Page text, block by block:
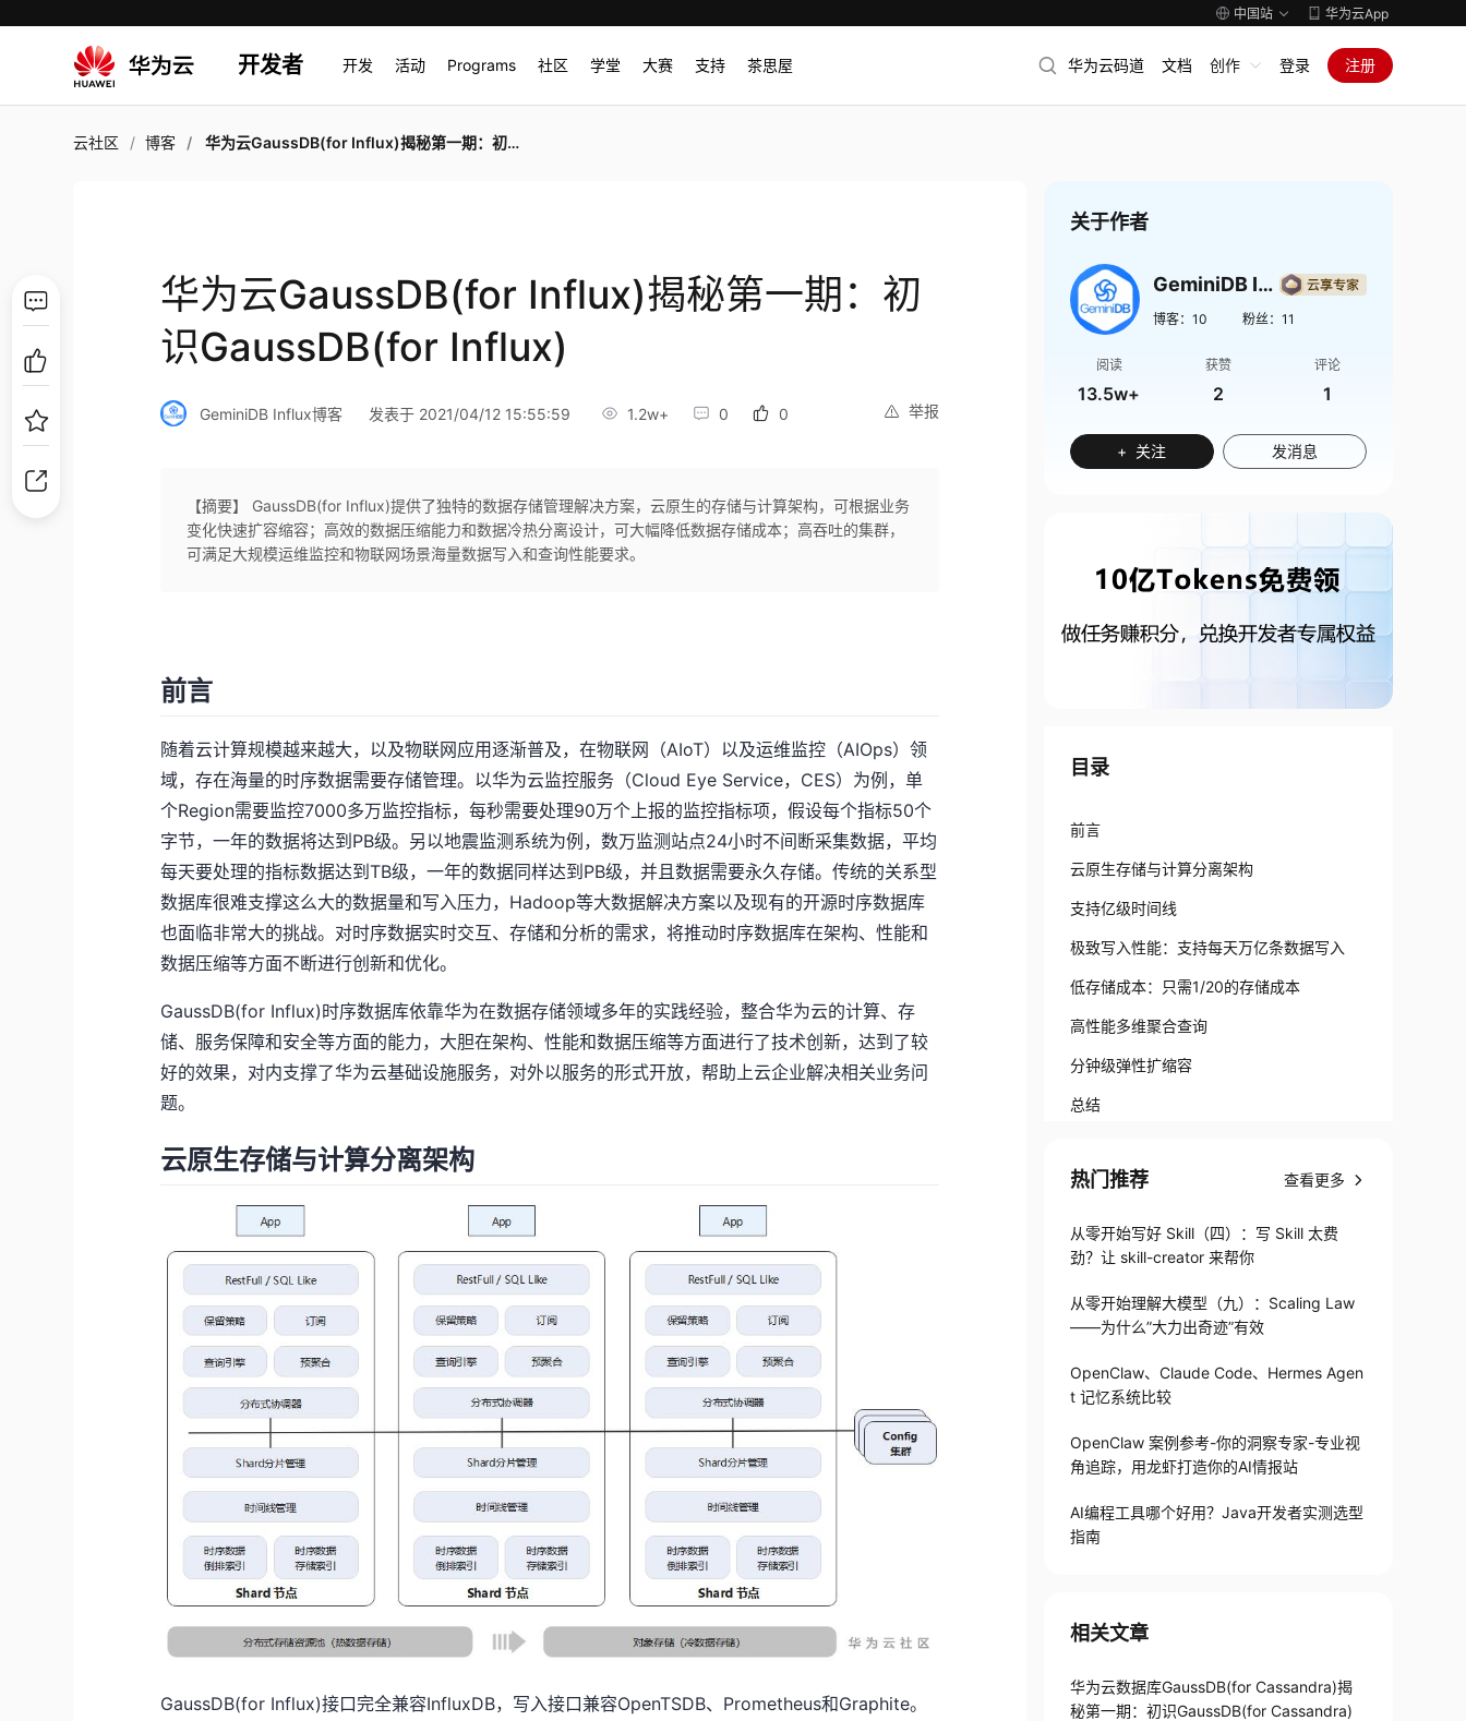
中国站 华为云App
开发者 开发 活动 Programs 社区 学堂 大赛 支持 茶思屋 华为云码道 文档 创作 登录 注册
云社区 博客 华为云GaussDB(for Influx)揭秘第一期：初识GaussDB(for Influx)
华为云GaussDB(for Influx)揭秘第一期：初
识GaussDB(for Influx)
举报
GeminiDB Influx博客 发表于 2021/04/12 15:55:59 1.2w+ 0 0
【摘要】 GaussDB(for Influx)提供了独特的数据存储管理解决方案，云原生的存储与计算架构，可根据业务
变化快速扩容缩容；高效的数据压缩能力和数据冷热分离设计，可大幅降低数据存储成本；高吞吐的集群，
可满足大规模运维监控和物联网场景海量数据写入和查询性能要求。
前言
随着云计算规模越来越大，以及物联网应用逐渐普及，在物联网（AIoT）以及运维监控（AIOps）领
域，存在海量的时序数据需要存储管理。以华为云监控服务（Cloud Eye Service，CES）为例，单
个Region需要监控7000多万监控指标，每秒需要处理90万个上报的监控指标项，假设每个指标50个
字节，一年的数据将达到PB级。另以地震监测系统为例，数万监测站点24小时不间断采集数据，平均
每天要处理的指标数据达到TB级，一年的数据同样达到PB级，并且数据需要永久存储。传统的关系型
数据库很难支撑这么大的数据量和写入压力，Hadoop等大数据解决方案以及现有的开源时序数据库
也面临非常大的挑战。对时序数据实时交互、存储和分析的需求，将推动时序数据库在架构、性能和
数据压缩等方面不断进行创新和优化。
GaussDB(for Influx)时序数据库依靠华为在数据存储领域多年的实践经验，整合华为云的计算、存
储、服务保障和安全等方面的能力，大胆在架构、性能和数据压缩等方面进行了技术创新，达到了较
好的效果，对内支撑了华为云基础设施服务，对外以服务的形式开放，帮助上云企业解决相关业务问
题。
云原生存储与计算分离架构
GaussDB(for Influx)接口完全兼容InfluxDB，写入接口兼容OpenTSDB、Prometheus和Graphite。
关于作者
GeminiDB Influx博客
博客： 10 粉丝： 11
阅读
13.5w+
获赞
2
评论
1
+ 关注 发消息
目录
前言
云原生存储与计算分离架构
支持亿级时间线
极致写入性能：支持每天万亿条数据写入
低存储成本：只需1/20的存储成本
高性能多维聚合查询
分钟级弹性扩缩容
总结
热门推荐 查看更多
从零开始写好 Skill（四）：写 Skill 太费
劲？让 skill-creator 来帮你
从零开始理解大模型（九）：Scaling Law
——为什么”大力出奇迹”有效
OpenClaw、Claude Code、Hermes Agen
t 记忆系统比较
OpenClaw 案例参考-你的洞察专家-专业视
角追踪，用龙虾打造你的AI情报站
AI编程工具哪个好用？Java开发者实测选型
指南
相关文章
华为云数据库GaussDB(for Cassandra)揭
秘第一期：初识GaussDB(for Cassandra)